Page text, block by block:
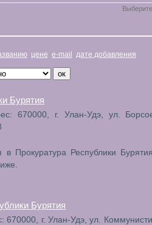
цене e-mail дате добавления
Бурятия
670000, г. Улан-Удэ, ул.
Прокуратура Республики
Бурятия
670000, г. Улан-Удэ, ул.